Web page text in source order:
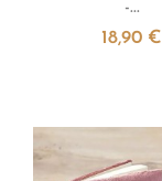
-...
18,90 €